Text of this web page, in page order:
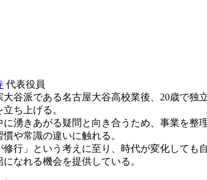
代表役員
谷派である名古屋大谷高校業後、20歳で独
ち上げる。
湧きあがる疑問と向き合うため、事業を整
や常識の違いに触れる。
修行」という考えに至り、時代が変化しても
になれる機会を提供している。